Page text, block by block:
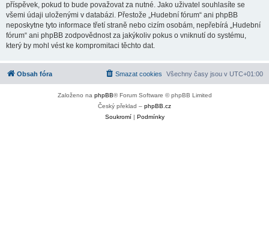
příspěvek, pokud to bude považovat za nutné. Jako uživatel souhlasíte se
všemi údaji uloženými v databázi. Přestože „Hudební fórum“ ani phpBB
neposkytne tyto informace třetí straně nebo cizím osobám, nepřebírá „Hudební
fórum“ ani phpBB zodpovědnost za jakýkoliv pokus o vniknutí do systému,
který by mohl vést ke kompromitaci těchto dat.
Obsah fóra Všechny časy jsou v UTC+01:00
Smazat cookies
Založeno na phpBB® Forum Software © phpBB Limited
Český překlad – phpBB.cz
Soukromí| Podmínky